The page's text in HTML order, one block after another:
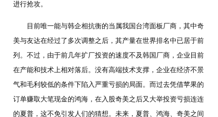
进行抢攻。
目前唯一能与韩企相抗衡的当属我国台湾面板厂商，其中奇
美与友达在经过了多次调整之后，其产量在世界排名中已居于前
列。不过，由于前几年扩厂投资的速度不及韩国厂商，企业目前
在产能和技术上相对落后。没有高端技术支撑，企业在经济不景
气和毛利较低的条件下陷入严重亏损的局面。而过去凭借苹果的
订单赚取大笔现金的鸿海，在入股奇美之后又大举投资亏损连连
的夏普，这不免引发人们的猜想。未来，夏普、鸿海、奇美之间